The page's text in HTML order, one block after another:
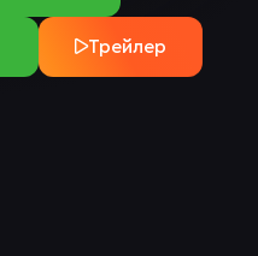
Трейлер